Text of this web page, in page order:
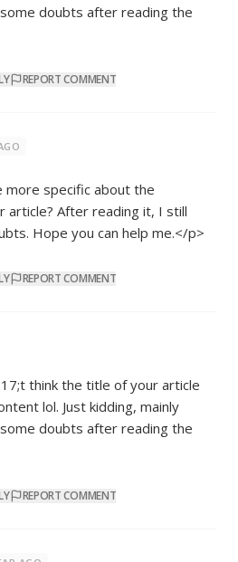
doubts after reading the
REPORT COMMENT
more specific about the
article? After reading it, I still
Hope you can help me.</p>
REPORT COMMENT
think the title of your article
lol. Just kidding, mainly
doubts after reading the
REPORT COMMENT